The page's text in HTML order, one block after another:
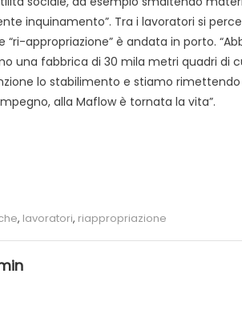
inquinamento”. Tra i lavoratori si
“ri-appropriazione” è andata in porto.
una fabbrica di 30 mila metri quadri di
lo stabilimento e stiamo
alla Maflow è tornata la vita”.
, lavoratori, riappropriazione